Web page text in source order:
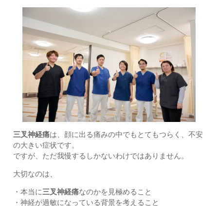
三叉神経痛は、顔に出る痛みの中でもとてもつらく、不安
の大きい症状です。
ですが、ただ我慢するしかないわけではありません。
大切なのは、
・本当に三叉神経痛なのかを見極めること
・神経が過敏になっている背景を考えること